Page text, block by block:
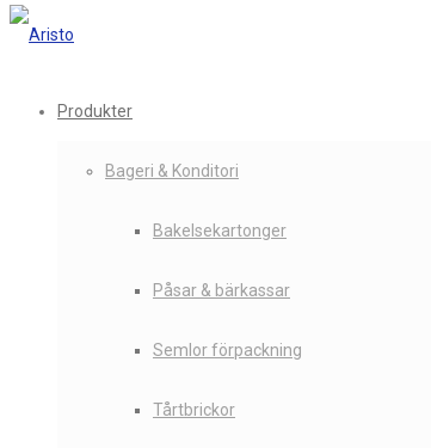
Produkter
Bageri & Konditori
Bakelsekartonger
Påsar & bärkassar
Semlor förpackning
Tårtbrickor